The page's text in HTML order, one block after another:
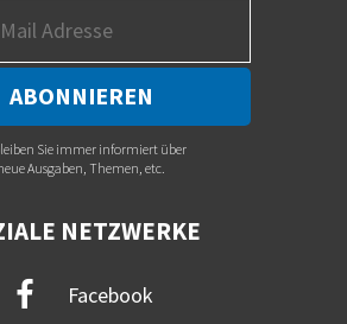
Sie immer informiert über
Ausgaben, Themen, etc.
NETZWERKE
Facebook